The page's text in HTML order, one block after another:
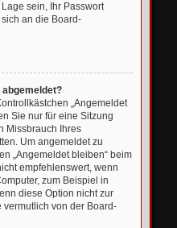
sein, Ihr Passwort
an die Board-
„Angemeldet
Sie nur für eine Sitzung
Missbrauch Ihres
Um angemeldet zu
„Angemeldet bleiben“ beim
empfehlenswert, wenn
zum Beispiel in
diese Option nicht zur
vermutlich von der Board-